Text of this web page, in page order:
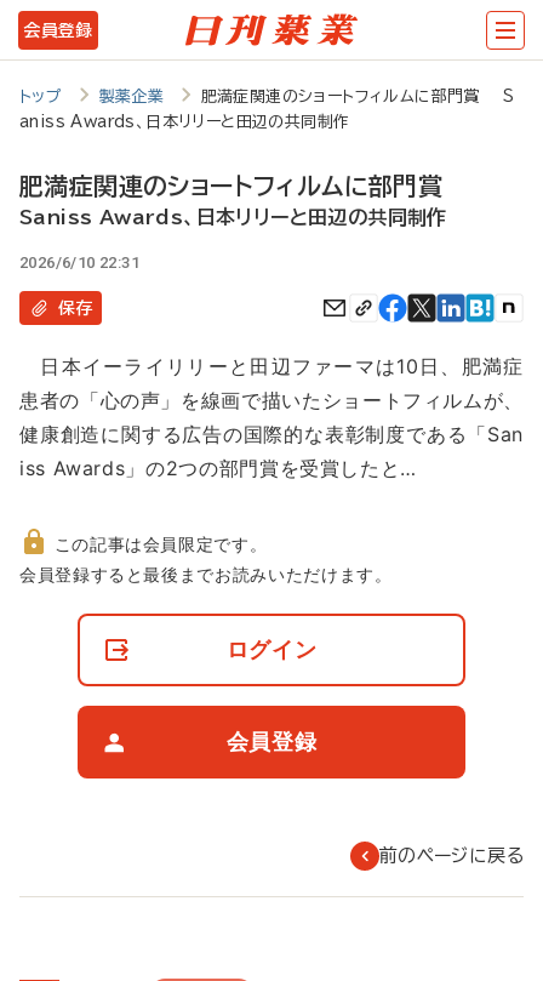
メ
イ
テ
ツ
に
動
会員登録
トップ 製薬企業
肥満症関連のショートフィルムに部門賞 S
aniss Awards、日本リリーと田辺の共同制作
肥満症関連のショートフィルムに部門賞
Saniss Awards、日本リリーと田辺の共同制作
2026/6/10 22:31
保存
日本イーライリリーと田辺ファーマは10日、肥満症
患者の「心の声」を線画で描いたショートフィルムが、
健康創造に関する広告の国際的な表彰制度である「San
iss Awards」の2つの部門賞を受賞したと…
非
この記事は会員限定です。
会員登録すると最後までお読みいただけます。
ログイン
会員登録
前のページに戻る